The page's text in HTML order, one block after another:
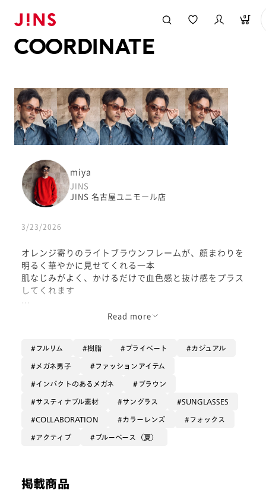
0
COORDINATE
miya
JINS
JINS 名古屋ユニモール店
3/23/2026
オレンジ寄りのライトブラウンフレームが、顔まわりを
明るく華やかに見せてくれる一本
肌なじみがよく、かけるだけで血色感と抜け感をプラス
してくれます
Parallaxデザインによるさりげない奥行き感が、シンプ
い見え方で長時間でも快適に使えます
カジュアルはもちろん意外ときれいめにも合わせやす
く、コーデのポイントになるカラーサングラスです
Read more
フルリム 樹脂 プライベート カジュアル
メガネ男子 ファッションアイテム
インパクトのあるメガネ ブラウン
サスティナブル素材 サングラス SUNGLASSES
COLLABORATION カラーレンズ フォックス
アクティブ ブルーベース（夏）
掲載商品